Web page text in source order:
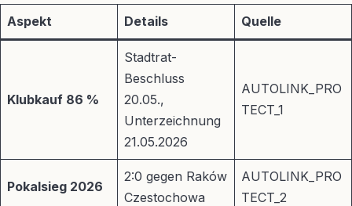
Aspekt Details Quelle
Klubkauf 86 %
Stadtrat-
Beschluss
20.05.,
Unterzeichnung
21.05.2026
AUTOLINK_PRO
TECT_1
Pokalsieg 2026
2:0 gegen Raków
Czestochowa
AUTOLINK_PRO
TECT_2